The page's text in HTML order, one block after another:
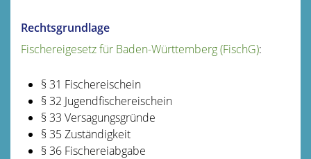
Rechtsgrundlage
Fischereigesetz für Baden-Württemberg (FischG):
§ 31 Fischereischein
§ 32 Jugendfischereischein
§ 33 Versagungsgründe
§ 35 Zuständigkeit
§ 36 Fischereiabgabe